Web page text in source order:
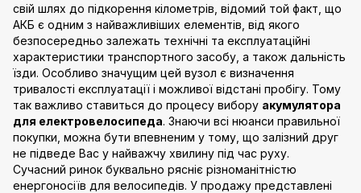
свій шлях до підкорення кілометрів, відомий той факт, що
АКБ є одним з найважливіших елементів, від якого
безпосередньо залежать технічні та експлуатаційні
характеристики транспортного засобу, а також дальність
їзди. Особливо значущим цей вузол є визначення
тривалості експлуатації і можливої відстані пробігу. Тому
так важливо ставиться до процесу вибору акумулятора
для електровелосипеда. Знаючи всі нюанси правильної
покупки, можна бути впевненим у тому, що залізний друг
не підведе Вас у найважчу хвилину під час руху.
Сучасний ринок буквально рясніє різноманітністю
енергоносіїв для велосипедів. У продажу представлені